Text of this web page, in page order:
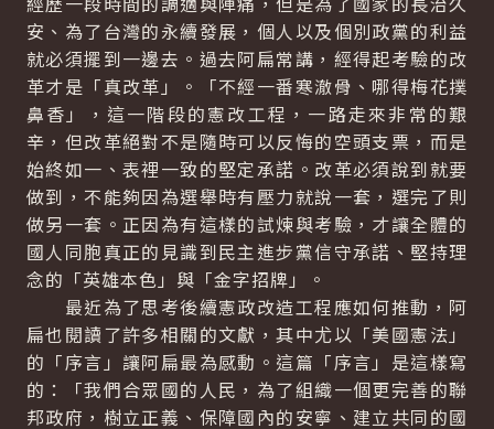
安、為了台灣的永續發展，個人以及個別政黨的利益
就必須擺到一邊去。過去阿扁常講，經得起考驗的改
革才是「真改革」。「不經一番寒澈骨、哪得梅花撲
鼻香」，這一階段的憲改工程，一路走來非常的艱
辛，但改革絕對不是隨時可以反悔的空頭支票，而是
始終如一、表裡一致的堅定承諾。改革必須說到就要
做到，不能夠因為選舉時有壓力就說一套，選完了則
做另一套。正因為有這樣的試煉與考驗，才讓全體的
國人同胞真正的見識到民主進步黨信守承諾、堅持理
念的「英雄本色」與「金字招牌」。
最近為了思考後續憲政改造工程應如何推動，阿
扁也閱讀了許多相關的文獻，其中尤以「美國憲法」
的「序言」讓阿扁最為感動。這篇「序言」是這樣寫
的：「我們合眾國的人民，為了組織一個更完善的聯
邦政府，樹立正義、保障國內的安寧、建立共同的國